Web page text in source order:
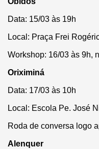
Data: 15/03 às 19h
Local: Praça Frei
Workshop: 16/03 às 9h,
Oriximiná
Data: 17/03 às 10h
Local: Escola Pe. José
Roda de conversa logo
Alenquer